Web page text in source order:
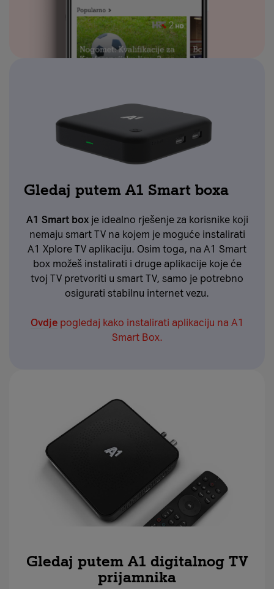
Gledaj putem A1 Smart boxa
A1 Smart boxje idealno rješenje za korisnike koji
nemaju smart TV na kojem je moguće instalirati
A1 Xplore TV aplikaciju. Osim toga, na A1 Smart
box možeš instalirati i druge aplikacije koje će
tvoj TV pretvoriti u smart TV, samo je potrebno
osigurati stabilnu internet vezu.
Ovdjepogledaj kako instalirati aplikaciju na A1
Smart Box.
Gledaj putem A1 digitalnog TV
prijamnika